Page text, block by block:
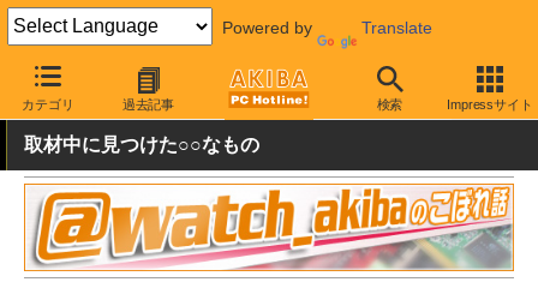
Powered by Translate
カテゴリ 過去記事 検索 Impressサイト
AKIBA PC Hotline! 秋葉原情報 価格情報 特価情報
取材中に見つけた○○なもの